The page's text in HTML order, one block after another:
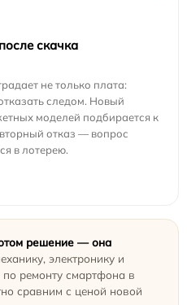
скачка
не только плата:
следом. Новый
моделей подбирается к
отказ — вопрос
в лотерею.
решение — она
электронику и
по ремонту смартфона в
сравним с ценой новой